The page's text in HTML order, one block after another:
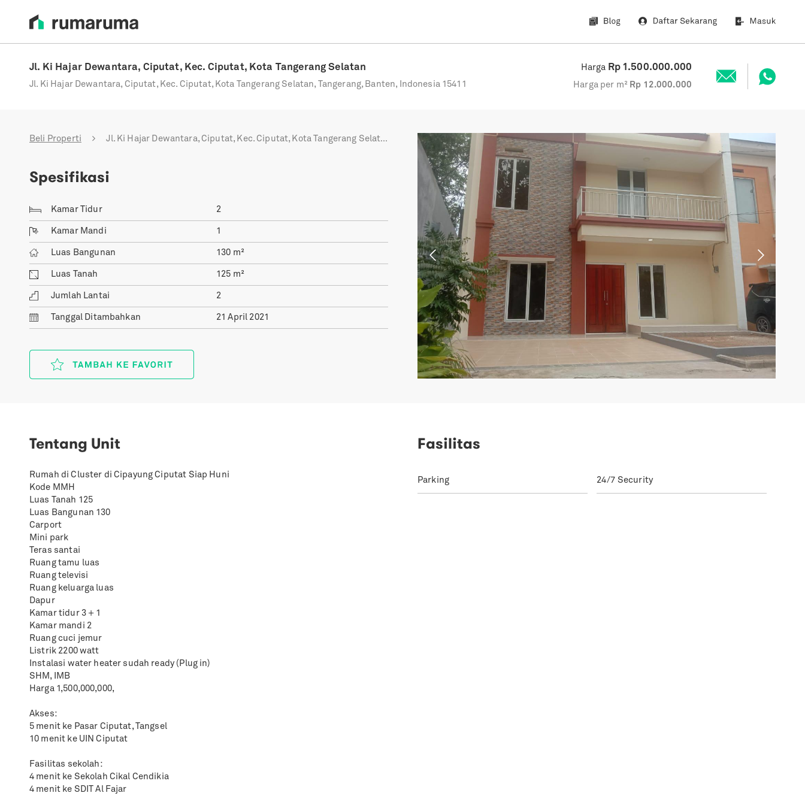
Jl. Ki Hajar Dewantara, Ciputat, Kec. Ciputat, Kota Tangerang Selatan
Jl. Ki Hajar Dewantara, Ciputat, Kec. Ciputat, Kota Tangerang Selatan, Tangerang, Banten, Indonesia 15411
Harga Rp 1.500.000.000
Harga per m² Rp 12.000.000
Beli Properti Jl. Ki Hajar Dewantara, Ciputat, Kec. Ciputat, Kota Tangerang Selatan
Spesifikasi
Kamar Tidur 2
Kamar Mandi 1
Luas Bangunan 130 m²
Luas Tanah 125 m²
Jumlah Lantai 2
Tanggal Ditambahkan 21 April 2021
Previous Next
Tentang Unit
Rumah di Cluster di Cipayung Ciputat Siap Huni
Kode MMH
Luas Tanah 125
Luas Bangunan 130
Carport
Mini park
Teras santai
Ruang tamu luas
Ruang televisi
Ruang keluarga luas
Dapur
Kamar tidur 3 + 1
Kamar mandi 2
Ruang cuci jemur
Listrik 2200 watt
Instalasi water heater sudah ready (Plug in)
SHM, IMB
Harga 1,500,000,000,
Akses:
5 menit ke Pasar Ciputat, Tangsel
10 menit ke UIN Ciputat
Fasilitas sekolah:
4 menit ke Sekolah Cikal Cendikia
4 menit ke SDIT Al Fajar
Fasilitas
Parking 24/7 Security